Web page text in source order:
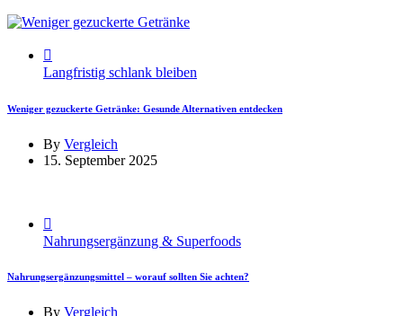
Langfristig schlank bleiben
Weniger gezuckerte Getränke: Gesunde Alternativen entdecken
By Vergleich
15. September 2025
Nahrungsergänzung & Superfoods
Nahrungsergänzungsmittel – worauf sollten Sie achten?
By Vergleich